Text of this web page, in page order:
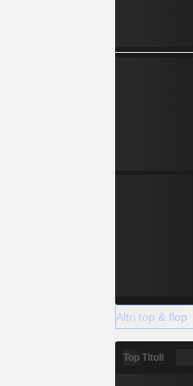
Altri top & flop
Top Titoli